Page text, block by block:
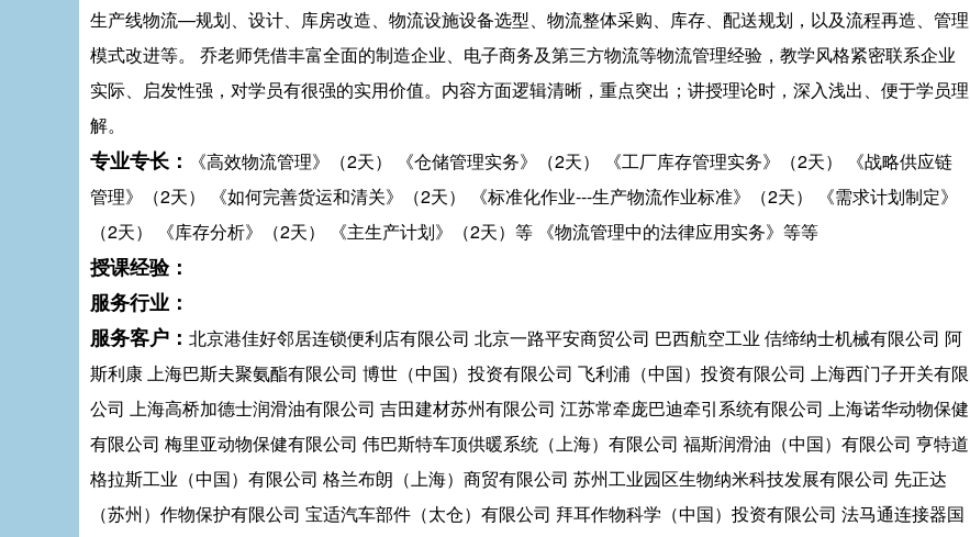
生产线物流—规划、设计、库房改造、物流设施设备选型、物流整体采购、库存、配送规划，以及流程再造、管理
模式改进等。 乔老师凭借丰富全面的制造企业、电子商务及第三方物流等物流管理经验，教学风格紧密联系企业
实际、启发性强，对学员有很强的实用价值。内容方面逻辑清晰，重点突出；讲授理论时，深入浅出、便于学员理
解。
专业专长：
《高效物流管理》（2天） 《仓储管理实务》（2天） 《工厂库存管理实务》（2天） 《战略供应链
管理》（2天） 《如何完善货运和清关》（2天） 《标准化作业---生产物流作业标准》（2天） 《需求计划制定》
（2天） 《库存分析》（2天） 《主生产计划》（2天）等 《物流管理中的法律应用实务》等等
授课经验：
服务行业：
服务客户： 北京港佳好邻居连锁便利店有限公司 北京一路平安商贸公司 巴西航空工业 佶缔纳士机械有限公司 阿
斯利康 上海巴斯夫聚氨酯有限公司 博世（中国）投资有限公司 飞利浦（中国）投资有限公司 上海西门子开关有限
公司 上海高桥加德士润滑油有限公司 吉田建材苏州有限公司 江苏常牵庞巴迪牵引系统有限公司 上海诺华动物保健
有限公司 梅里亚动物保健有限公司 伟巴斯特车顶供暖系统（上海）有限公司 福斯润滑油（中国）有限公司 亨特道
格拉斯工业（中国）有限公司 格兰布朗（上海）商贸有限公司 苏州工业园区生物纳米科技发展有限公司 先正达
（苏州）作物保护有限公司 宝适汽车部件（太仓）有限公司 拜耳作物科学（中国）投资有限公司 法马通连接器国